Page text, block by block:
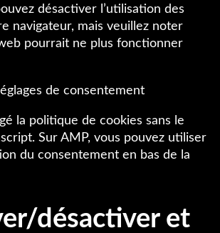
désactiver l’utilisation des
navigateur, mais veuillez noter
pourrait ne plus fonctionner
de consentement
la politique de cookies sans le
Sur AMP, vous pouvez utiliser
du consentement en bas de la
désactiver et